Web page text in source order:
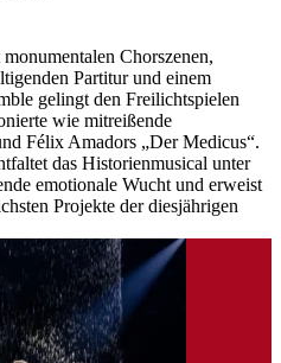
Chorszenen,
Partitur und einem
gelingt den Freilichtspielen
wie mitreißende
Félix Amadors „Der Medicus“.
das Historienmusical unter
emotionale Wucht und erweist
Projekte der diesjährigen